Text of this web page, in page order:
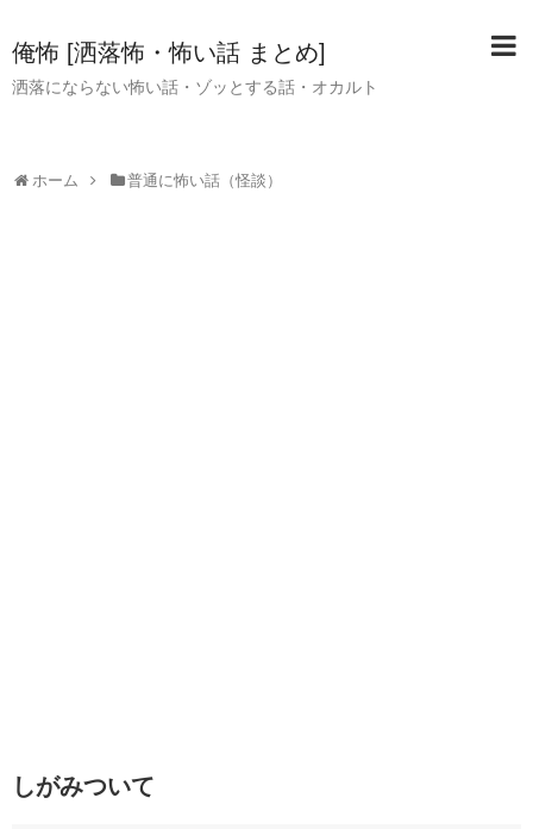
俺怖 [洒落怖・怖い話 まとめ]
洒落にならない怖い話・ゾッとする話・オカルト
ホーム 普通に怖い話（怪談）
しがみついて